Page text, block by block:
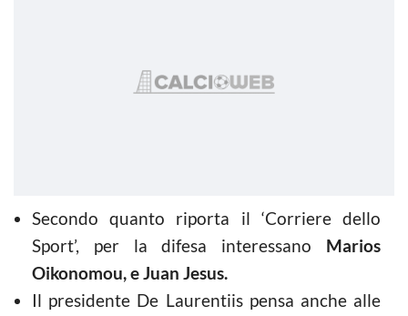
Secondo quanto riporta il ‘Corriere dello
Sport’, per la difesa interessano Marios
Oikonomou, eJuan Jesus.
Il presidente De Laurentiis pensa anche alle